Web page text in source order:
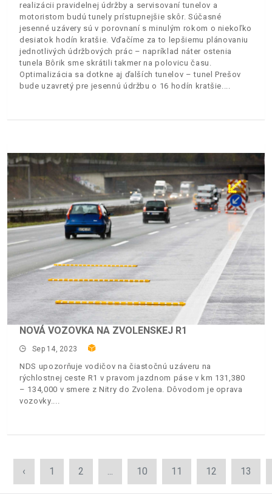
realizácii pravidelnej údržby a servisovaní tunelov a
motoristom budú tunely prístupnejšie skôr. Súčasné
jesenné uzávery sú v porovnaní s minulým rokom o niekoľko
desiatok hodín kratšie. Vďačíme za to lepšiemu plánovaniu
jednotlivých údržbových prác – napríklad náter ostenia
tunela Bôrik sme skrátili takmer na polovicu času.
Optimalizácia sa dotkne aj ďalších tunelov – tunel Prešov
bude uzavretý pre jesennú údržbu o 16 hodín kratšie.
NOVÁ VOZOVKA NA ZVOLENSKEJ R1
Sep 14, 2023
NDS upozorňuje vodičov na čiastočnú uzáveru na
rýchlostnej ceste R1 v pravom jazdnom páse v km 131,380
– 134,000 v smere z Nitry do Zvolena. Dôvodom je oprava
vozovky.
‹ 1 2 ... 10 11 12 13